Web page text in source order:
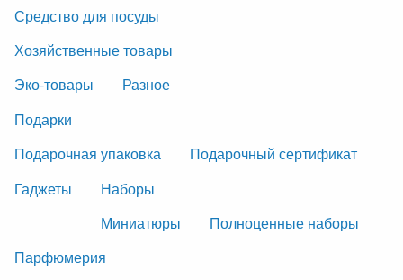
Средство для посуды
Хозяйственные товары
Эко-товары
Разное
Подарки
Подарочная упаковка
Подарочный сертификат
Гаджеты
Наборы
Миниатюры
Полноценные наборы
Парфюмерия